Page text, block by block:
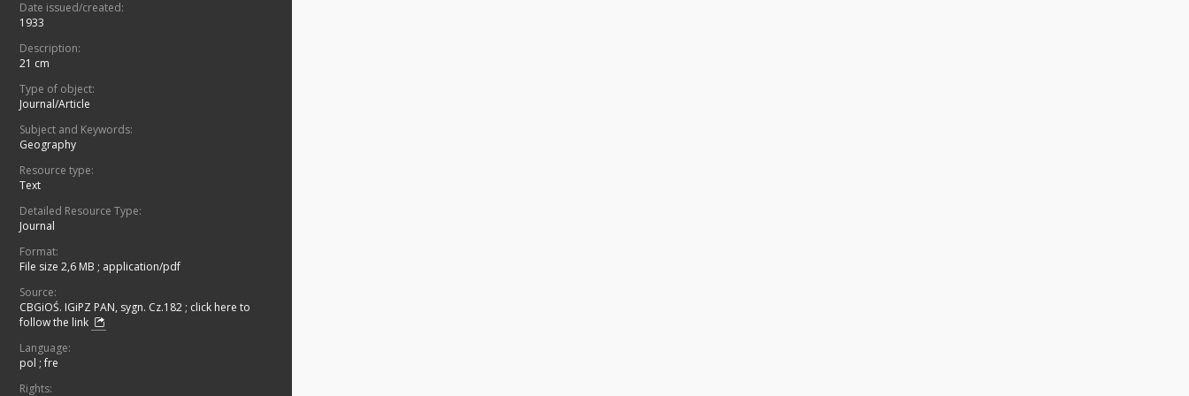
Date issued/created:
1933
Description:
21 cm
Type of object:
Journal/Article
Subject and Keywords:
Geography
Resource type:
Text
Detailed Resource Type:
Journal
Format:
File size 2,6 MB ; application/pdf
Source:
CBGiOŚ. IGiPZ PAN, sygn. Cz.182 ; click here to
follow the link
Language:
pol ;fre
Rights: